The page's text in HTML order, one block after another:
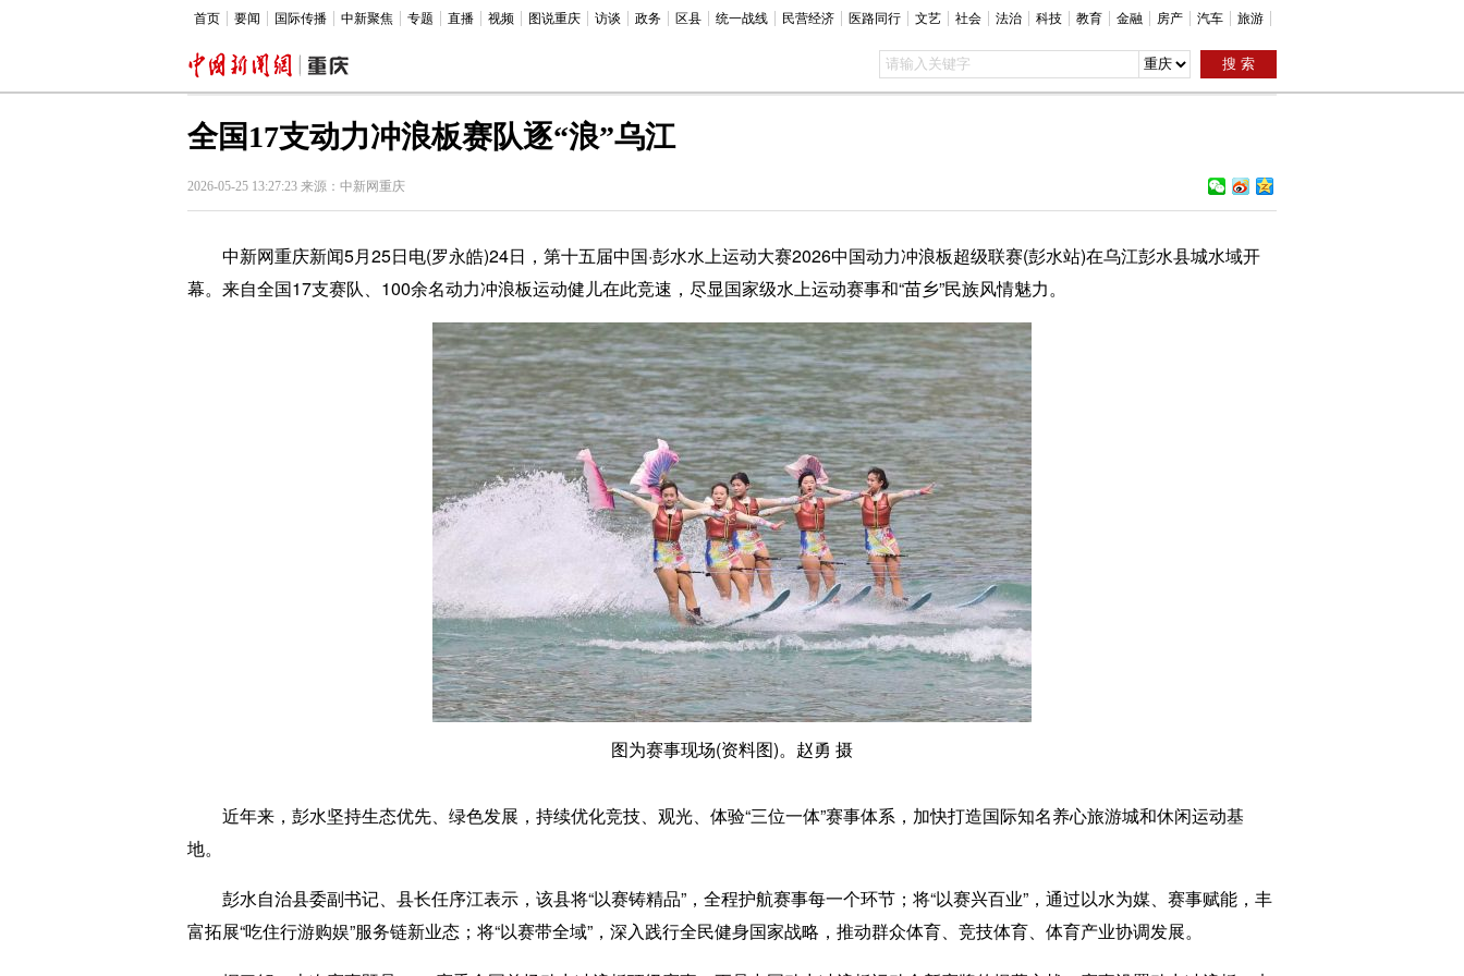
首页 要闻 国际传播 中新聚焦 专题 直播 视频 图说重庆 访谈 政务 区县 统一战线 民营经济 医路同行 文艺 社会 法治 科技 教育 金融 房产 汽车 旅游
全国17支动力冲浪板赛队逐“浪”乌江
2026-05-25 13:27:23 来源：中新网重庆
中新网重庆新闻5月25日电(罗永皓)24日，第十五届中国·彭水水上运动大赛2026中国动力冲浪板超级联赛(彭水站)在乌江彭水县城水域开
幕。来自全国17支赛队、100余名动力冲浪板运动健儿在此竞速，尽显国家级水上运动赛事和“苗乡”民族风情魅力。
图为赛事现场(资料图)。赵勇 摄
近年来，彭水坚持生态优先、绿色发展，持续优化竞技、观光、体验“三位一体”赛事体系，加快打造国际知名养心旅游城和休闲运动基
地。
彭水自治县委副书记、县长任序江表示，该县将“以赛铸精品”，全程护航赛事每一个环节；将“以赛兴百业”，通过以水为媒、赛事赋能，丰
富拓展“吃住行游购娱”服务链新业态；将“以赛带全域”，深入践行全民健身国家战略，推动群众体育、竞技体育、体育产业协调发展。